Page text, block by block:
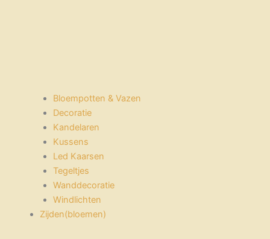
Bloempotten & Vazen
Decoratie
Kandelaren
Kussens
Led Kaarsen
Tegeltjes
Wanddecoratie
Windlichten
Zijden(bloemen)